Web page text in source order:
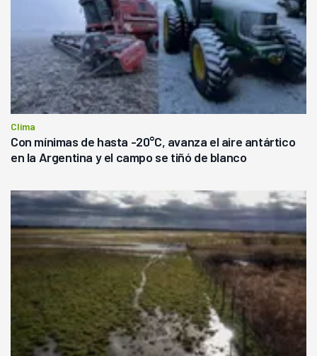
Clima
Con mínimas de hasta -20°C, avanza el aire antártico
en la Argentina y el campo se tiñó de blanco